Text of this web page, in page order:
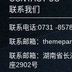
联系我们
联系电话:0731 -
联系邮箱：
联系邮箱：湖南省
座2902号